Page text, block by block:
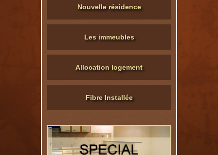
Nouvelle résidence
Les immeubles
Allocation logement
Fibre Installée